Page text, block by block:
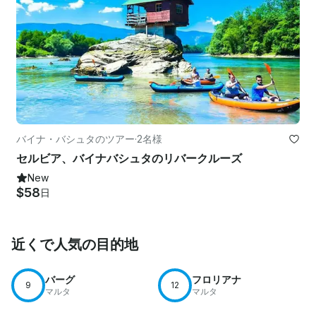
バイナ・バシュタのツアー·2名様
セルビア、バイナバシュタのリバークルーズ
New
$58日
近くで人気の目的地
9 バーグ
マルタ
12 フロリアナ
マルタ